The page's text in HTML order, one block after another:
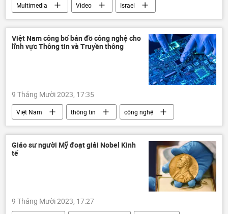
Multimedia Video
Israel
Vòng xoáy căng thẳng mới ở Trung Đông
Palestine
Thế giới
xung đột quân sự
xung đột
Việt Nam công bố bản đồ công nghệ cho
lĩnh vực Thông tin và Truyền thông
9 Tháng Mười 2023, 17:35
Việt Nam thông tin
công nghệ
Khoa học và công nghệ
Bộ Thông tin và Truyền thông Việt Nam
Giáo sư người Mỹ đoạt giải Nobel Kinh
tế
9 Tháng Mười 2023, 17:27